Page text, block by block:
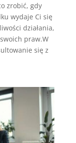
zrobić, gdy
wydaje Ci się
działania,
praw.W
się z